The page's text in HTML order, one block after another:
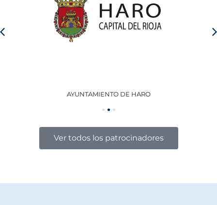
AYUNTAMIENTO DE HARO
Ver todos los patrocinadores